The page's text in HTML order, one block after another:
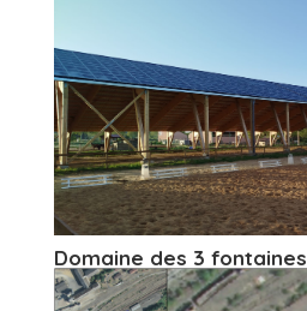
Domaine des 3 fontaines